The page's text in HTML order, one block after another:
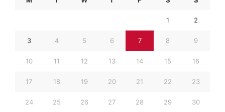
1 2
3 4 5 6 7 8 9
10 11 12 13 14 15 16
17 18 19 20 21 22 23
24 25 26 27 28 29 30